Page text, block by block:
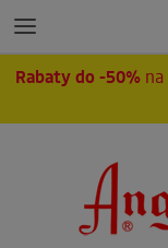
Rabaty do -50% na